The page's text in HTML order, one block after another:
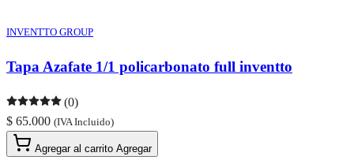
INVENTTO GROUP
Tapa Azafate 1/1 policarbonato full inventto
(0)
$ 65.000 (IVA Incluido)
Agregar al carrito Agregar